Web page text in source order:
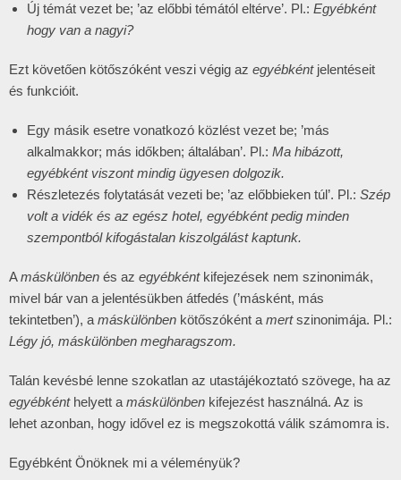
Új témát vezet be; ’az előbbi témától eltérve’. Pl.: Egyébként
hogy van a nagyi?
Ezt követően kötőszóként veszi végig az egyébkéntjelentéseit
és funkcióit.
Egy másik esetre vonatkozó közlést vezet be; ’más
alkalmakkor; más időkben; általában’. Pl.: Ma hibázott,
egyébként viszont mindig ügyesen dolgozik.
Részletezés folytatását vezeti be; ’az előbbieken túl’. Pl.: Szép
volt a vidék és az egész hotel, egyébként pedig minden
szempontból kifogástalan kiszolgálást kaptunk.
Amáskülönben és az egyébkéntkifejezések nem szinonimák,
mivel bár van a jelentésükben átfedés (’másként, más
tekintetben’), a máskülönben kötőszóként a mertszinonimája. Pl.:
Légy jó, máskülönben megharagszom.
Talán kevésbé lenne szokatlan az utastájékoztató szövege, ha az
egyébkénthelyett a máskülönben kifejezést használná. Az is
lehet azonban, hogy idővel ez is megszokottá válik számomra is.
Egyébként Önöknek mi a véleményük?